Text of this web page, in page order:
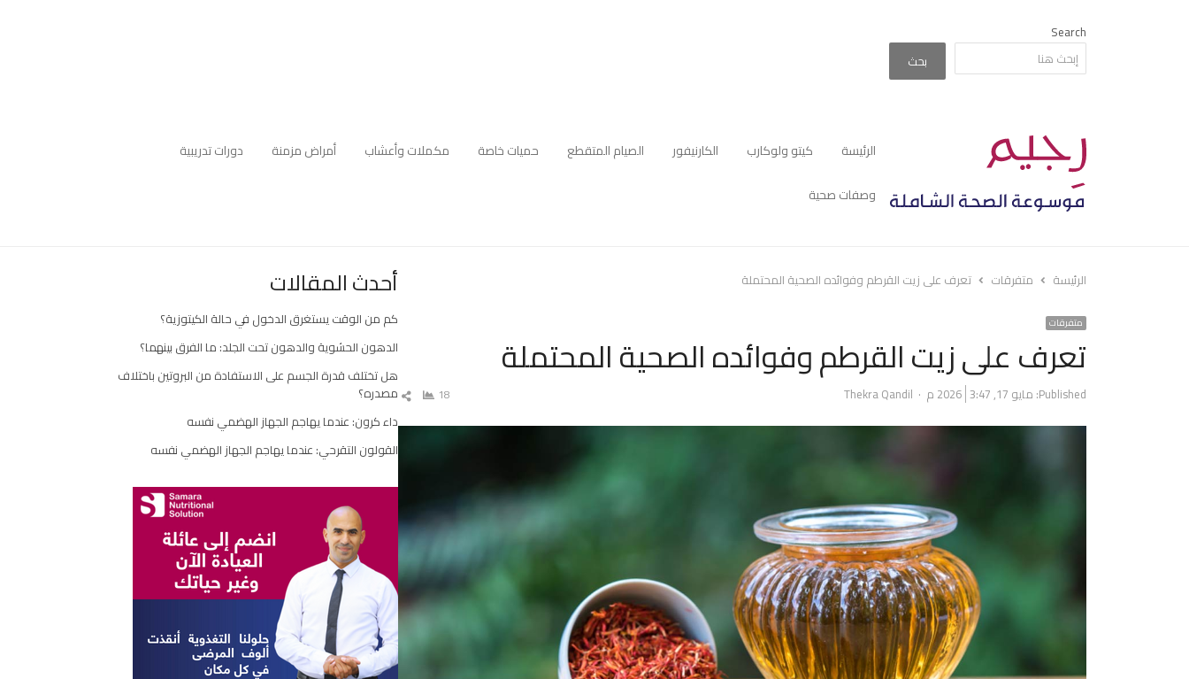
Search
بحث
الرئيسة كيتو ولوكارب الكارنيفور الصيام المتقطع حميات خاصة مكملات وأعشاب أمراض مزمنة
دورات تدريبية
وصفات صحية
الرئيسة متفرقات تعرف على زيت القرطم وفوائده الصحية المحتملة
متفرقات
تعرف على زيت القرطم وفوائده الصحية المحتملة
Published: مايو 17, 2026 3:47 م Author
Thekra Qandil
18
شارك
المقال
أحدث المقالات
كم من الوقت يستغرق الدخول في حالة الكيتوزية؟
الدهون الحشوية والدهون تحت الجلد: ما الفرق بينهما؟
هل تختلف قدرة الجسم على الاستفادة من البروتين باختلاف
مصدره؟
داء كرون: عندما يهاجم الجهاز الهضمي نفسه
القولون التقرحي: عندما يهاجم الجهاز الهضمي نفسه